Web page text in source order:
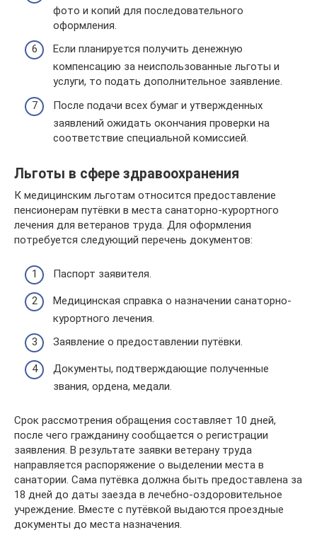
фото и копий для последовательного
оформления.
Если планируется получить денежную
компенсацию за неиспользованные льготы и
услуги, то подать дополнительное заявление.
После подачи всех бумаг и утвержденных
заявлений ожидать окончания проверки на
соответствие специальной комиссией.
Льготы в сфере здравоохранения
К медицинским льготам относится предоставление
пенсионерам путёвки в места санаторно-курортного
лечения для ветеранов труда. Для оформления
потребуется следующий перечень документов:
Паспорт заявителя.
Медицинская справка о назначении санаторно-
курортного лечения.
Заявление о предоставлении путёвки.
Документы, подтверждающие полученные
звания, ордена, медали.
Срок рассмотрения обращения составляет 10 дней,
после чего гражданину сообщается о регистрации
заявления. В результате заявки ветерану труда
направляется распоряжение о выделении места в
санатории. Сама путёвка должна быть предоставлена за
18 дней до даты заезда в лечебно-оздоровительное
учреждение. Вместе с путёвкой выдаются проездные
документы до места назначения.